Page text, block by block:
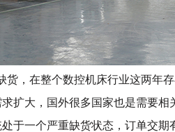
货，在整个数控机床行业这两年
扩大，国外很多国家也是需要
于一个严重缺货状态，订单交